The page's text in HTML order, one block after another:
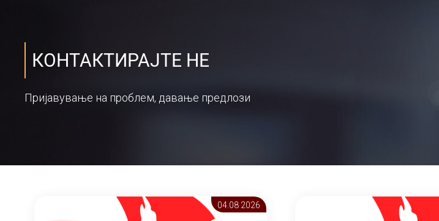
КОНТАКТИРАЈТЕ НЕ
Пријавување на проблем, давање предлози
04.08 2026